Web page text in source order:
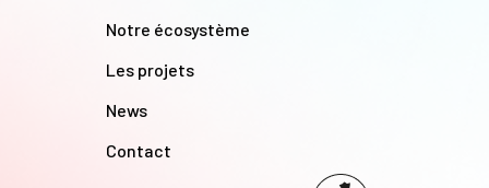
Notre écosystème
Les projets
News
Contact